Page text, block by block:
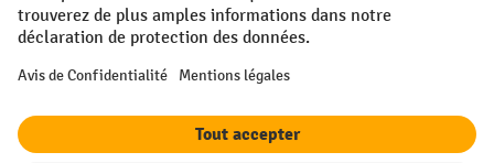
réduction sera accordée une seule fois lors de la première inscription
à la newsletter. Le code de réduction est valable pendant 10 jours et
nette minimale de 250,00 €. La réduction varie selon la catégorie de
électriques, les gerbeurs électriques, les chariots élévateurs
électriques et les outils sont exclus de cette promotion. La